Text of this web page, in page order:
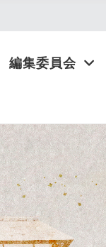
編集委員会